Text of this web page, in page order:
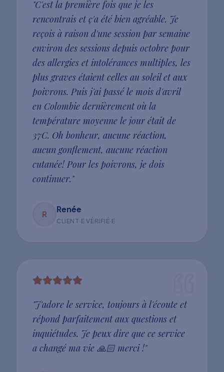
"C'est la première fois que je les
rencontrais et ç'a été bien agréable. Je
reçois à raison d'une session par semaine
environ des sessions depuis octobre pour
des allergies et intolérances multiples, les
plus graves étaient celles au soleil et aux
poivrons. Puis j'ai passé le mois d'avril
en Colombie dernièrement où la
température moyenne le jour était de
37C. Oh bonheur, aucune réaction,
aucun gonflement, aucune réaction
cutanée! Pour les poivrons, je dois
continuer."
R Renée
CLIENT·E VÉRIFIÉ·E
"J'adore le service, toujours à l'écoute et
répond parfaitement aux questions et
inquiétudes. Je peux dire que ce service
a changé ma vie 🙏🏻 merci !"